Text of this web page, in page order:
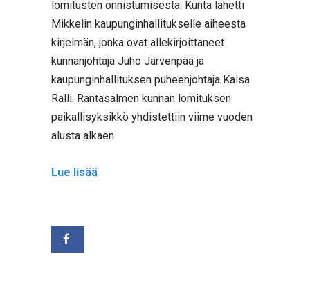
lomitusten onnistumisesta. Kunta lähetti
Mikkelin kaupunginhallitukselle aiheesta
kirjelmän, jonka ovat allekirjoittaneet
kunnanjohtaja Juho Järvenpää ja
kaupunginhallituksen puheenjohtaja Kaisa
Ralli. Rantasalmen kunnan lomituksen
paikallisyksikkö yhdistettiin viime vuoden
alusta alkaen
Lue lisää